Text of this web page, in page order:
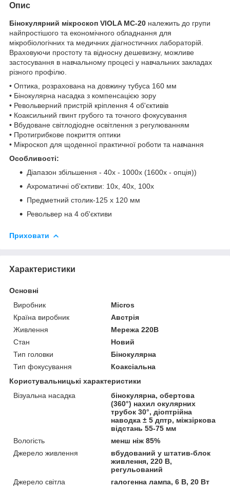
Опис
Бінокулярний мікроскоп VIOLA MC-20 належить до групи
найпростішого та економічного обладнання для
мікробіологічних та медичних діагностичних лабораторій.
Враховуючи простоту та відносну дешевизну, можливе
застосування в навчальному процесі у навчальних закладах
різного профілю.
• Оптика, розрахована на довжину тубуса 160 мм
• Бінокулярна насадка з компенсацією зору
• Револьверний пристрій кріплення 4 об'єктивів
• Коаксильний гвинт грубого та точного фокусування
• Вбудоване світлодіодне освітлення з регулюванням
• Протигрибкове покриття оптики
• Мікроскоп для щоденної практичної роботи та навчання
Особливості:
Діапазон збільшення - 40х - 1000х (1600х - опція))
Ахроматичні об'єктиви: 10x, 40x, 100х
Предметний столик-125 х 120 мм
Револьвер на 4 об'єктиви
Приховати
Характеристики
Основні
Виробник
Micros
Країна виробник
Австрія
Живлення
Мережа 220В
Стан
Новий
Тип головки
Бінокулярна
Тип фокусування
Коаксіальна
Користувальницькі характеристики
Візуальна насадка
бінокулярна, обертова
(360°) нахил окулярних
трубок 30°, діоптрійна
наводка ± 5 дптр, міжзіркова
відстань 55-75 мм
Вологість
менш ніж 85%
Джерело живлення
вбудований у штатив-блок
живлення, 220 В,
регульований
Джерело світла
галогенна лампа, 6 В, 20 Вт